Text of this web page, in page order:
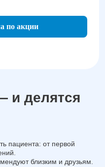
по акции
и делятся
пациента: от первой
близким и друзьям.